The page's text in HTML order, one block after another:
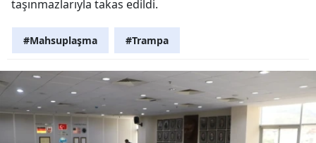
taşınmazlarıyla takas edildi.
#Mahsuplaşma #Trampa